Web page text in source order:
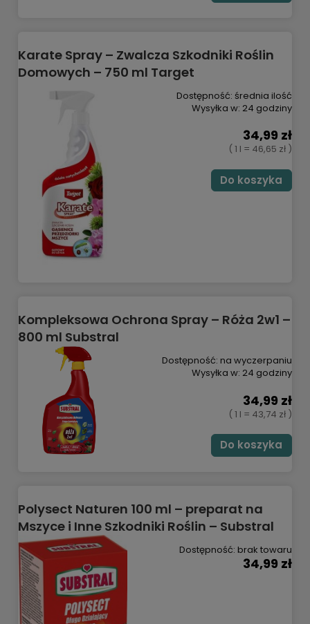
Karate Spray – Zwalcza Szkodniki Roślin
Domowych – 750 ml Target
Dostępność: średnia ilość
Wysyłka w: 24 godziny
34,99 zł
( 1 l = 46,65 zł )
Do koszyka
Kompleksowa Ochrona Spray – Róża 2w1 –
800 ml Substral
Dostępność: na wyczerpaniu
Wysyłka w: 24 godziny
34,99 zł
( 1 l = 43,74 zł )
Do koszyka
Polysect Naturen 100 ml – preparat na
Mszyce i Inne Szkodniki Roślin – Substral
Dostępność: brak towaru
34,99 zł